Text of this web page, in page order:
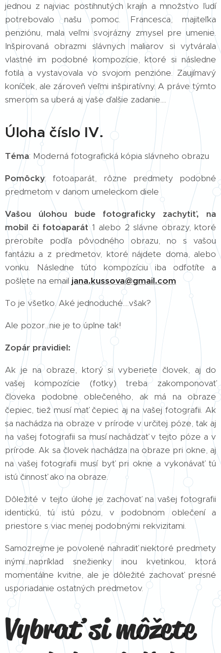
jednou z najviac postihnutých krajín a množstvo ľudí
potrebovalo našu pomoc. Francesca, majiteľka
penziónu, mala veľmi svojrázny zmysel pre umenie.
Inšpirovaná obrazmi slávnych maliarov si vytvárala
vlastné im podobné kompozície, ktoré si následne
fotila a vystavovala vo svojom penzióne. Zaujímavý
koníček, ale zároveň veľmi inšpiratívny. A práve týmto
smerom sa uberá aj vaše ďalšie zadanie....
Úloha číslo IV.
Téma: Moderná fotografická kópia slávneho obrazu
Pomôcky: fotoaparát, rôzne predmety podobné
predmetom v danom umeleckom diele
Vašou úlohou bude fotograficky zachytiť, na
mobil či fotoaparát1 alebo 2 slávne obrazy, ktoré
prerobíte podľa pôvodného obrazu, no s vašou
fantáziu a z predmetov, ktoré nájdete doma, alebo
vonku. Následne túto kompozíciu iba odfotíte a
pošlete na email jana.kussova@gmail.com
To je všetko. Aké jednoduché....však?
Ale pozor...nie je to úplne tak!
Zopár pravidiel:
Ak je na obraze, ktorý si vyberiete človek, aj do
vašej kompozície (fotky) treba zakomponovať
človeka podobne oblečeného, ak má na obraze
čepiec, tiež musí mať čepiec aj na vašej fotografii. Ak
sa nachádza na obraze v prírode v určitej póze, tak aj
na vašej fotografii sa musí nachádzať v tejto póze a v
prírode. Ak sa človek nachádza na obraze pri okne, aj
na vašej fotografii musí byť pri okne a vykonávať tú
istú činnosť ako na obraze.
Dôležité v tejto úlohe je zachovať na vašej fotografii
identickú, tú istú pózu, v podobnom oblečení a
priestore s viac menej podobnými rekvizitami.
Samozrejme je povolené nahradiť niektoré predmety
inými...napríklad snežienky inou kvetinkou, ktorá
momentálne kvitne, ale je dôležité zachovať presné
usporiadanie ostatných predmetov.
Vybrať si môžete